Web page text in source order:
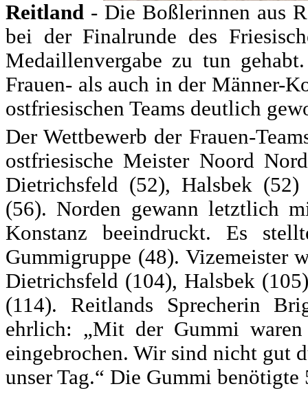
Reitland - Die Boßlerinnen aus
bei der Finalrunde des
Medaillenvergabe zu tun
Frauen- als auch in der Männer-
ostfriesischen Teams deutlich
Der Wettbewerb der Frauen-
ostfriesische Meister Noord
Dietrichsfeld (52), Halsbek
(56). Norden gewann letztlich
Konstanz beeindruckt. Es
Gummigruppe (48). Vizemeister
Dietrichsfeld (104), Halsbek
(114). Reitlands Sprecherin
ehrlich: „Mit der Gummi
eingebrochen. Wir sind nicht gut
unser Tag.“ Die Gummi